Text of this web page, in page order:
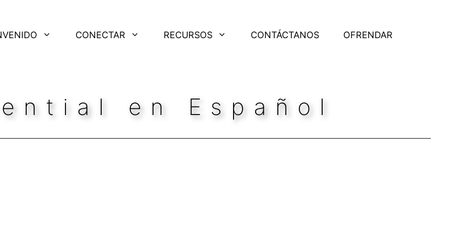
CONECTAR RECURSOS CONTÁCTANOS OFRENDAR
en Español